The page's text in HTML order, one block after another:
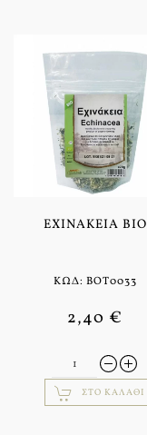
ΕΧΙΝΆΚΕΙΑ BIO
ΚΩΔ: BOT0033
2,40 €
ΣΤΟ ΚΑΛΆΘΙ